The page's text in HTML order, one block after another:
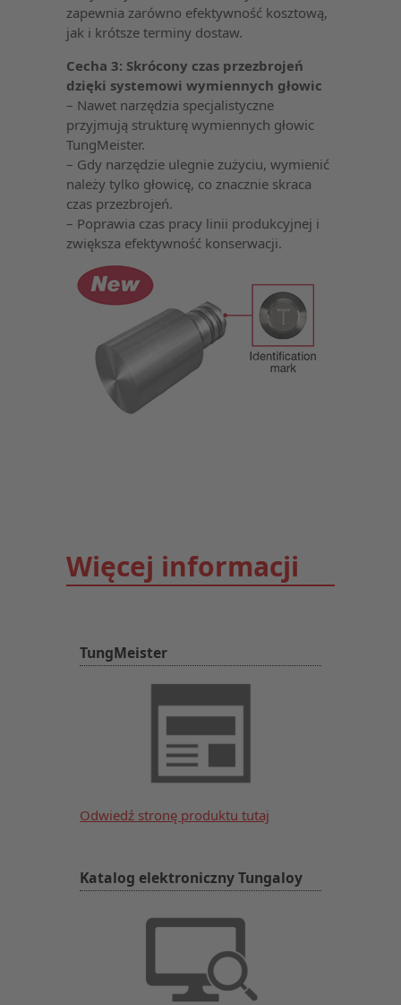
zapewnia zarówno efektywność kosztową,
jak i krótsze terminy dostaw.
Cecha 3: Skrócony czas przezbrojeń
dzięki systemowi wymiennych głowic
– Nawet narzędzia specjalistyczne
przyjmują strukturę wymiennych głowic
TungMeister.
– Gdy narzędzie ulegnie zużyciu, wymienić
należy tylko głowicę, co znacznie skraca
czas przezbrojeń.
– Poprawia czas pracy linii produkcyjnej i
zwiększa efektywność konserwacji.
Więcej informacji
TungMeister
Odwiedź stronę produktu tutaj
Katalog elektroniczny Tungaloy